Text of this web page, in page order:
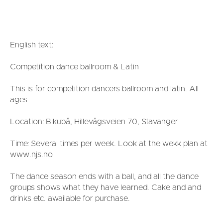
English text:
Competition dance ballroom & Latin
This is for competition dancers ballroom and latin. All
ages
Location: Bikubå, Hillevågsveien 70, Stavanger
Time: Several times per week. Look at the wekk plan at
www.njs.no
The dance season ends with a ball, and all the dance
groups shows what they have learned. Cake and and
drinks etc. awailable for purchase.